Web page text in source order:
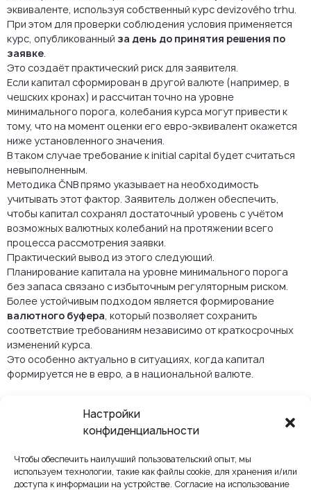
Настройки
конфиденциальности
Чтобы обеспечить наилучший пользовательский опыт, мы
используем технологии, такие как файлы cookie, для хранения и/или
доступа к информации на устройстве. Согласие на использование
эквиваленте, используя собственный курс devizového trhu.
При этом для проверки соблюдения условия применяется
курс, опубликованный за день до принятия решения по
заявке.
Это создаёт практический риск для заявителя.
Если капитал сформирован в другой валюте (например, в
чешских кронах) и рассчитан точно на уровне
минимального порога, колебания курса могут привести к
тому, что на момент оценки его евро-эквивалент окажется
ниже установленного значения.
В таком случае требование к initial capital будет считаться
невыполненным.
Методика ČNB прямо указывает на необходимость
учитывать этот фактор. Заявитель должен обеспечить,
чтобы капитал сохранял достаточный уровень с учётом
возможных валютных колебаний на протяжении всего
процесса рассмотрения заявки.
Практический вывод из этого следующий.
Планирование капитала на уровне минимального порога
без запаса связано с избыточным регуляторным риском.
Более устойчивым подходом является формирование
валютного буфера, который позволяет сохранить
соответствие требованиям независимо от краткосрочных
изменений курса.
Это особенно актуально в ситуациях, когда капитал
формируется не в евро, а в национальной валюте.
Как на практике
определяется
«реальная» сумма
капитала